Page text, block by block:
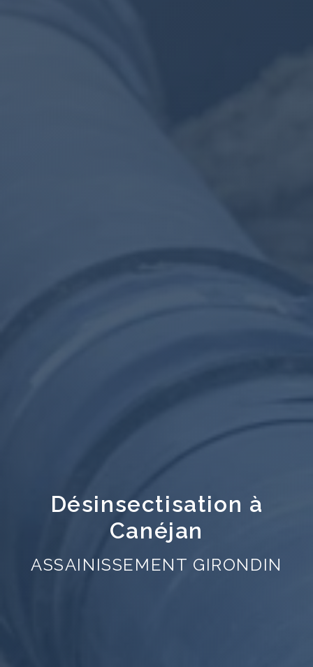
Désinsectisation à
Canéjan
ASSAINISSEMENT GIRONDIN